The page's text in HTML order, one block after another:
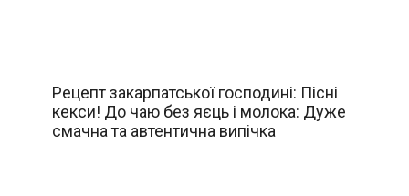
Рецепт закарпатської господині: Пісні
кекси! До чаю без яєць і молока: Дуже
смачна та автентична випічка